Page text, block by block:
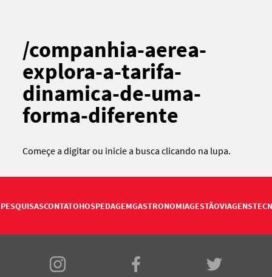
/companhia-aerea-
explora-a-tarifa-
dinamica-de-uma-
forma-diferente
Começe a digitar ou inicie a busca clicando na lupa.
PESQUISASCONTATOHOSPEDAGEMGASTRONOMIAGESTÃOVIAGENS